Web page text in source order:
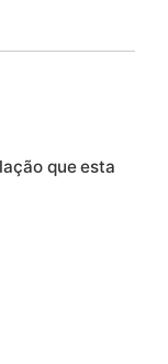
que esta